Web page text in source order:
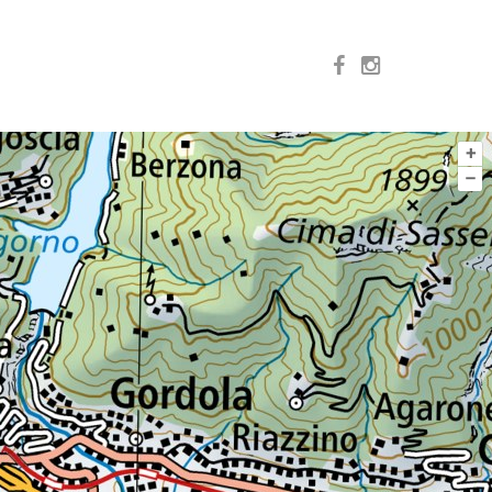
EXPÉRIENCES SPÉCIALITÉS
TOUTES
+
–
Ticino SA